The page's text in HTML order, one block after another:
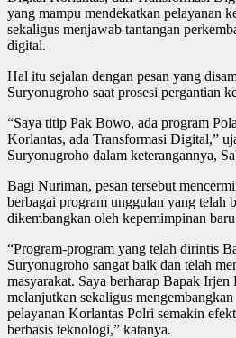
yang mampu mendekatkan pelayanan
sekaligus menjawab tantangan
digital.
Hal itu sejalan dengan pesan yang
Suryonugroho saat prosesi pergantian
“Saya titip Pak Bowo, ada program
Korlantas, ada Transformasi Digital,”
Suryonugroho dalam keterangannya,
Bagi Nuriman, pesan tersebut
berbagai program unggulan yang telah
dikembangkan oleh kepemimpinan
“Program-program yang telah dirintis
Suryonugroho sangat baik dan telah
masyarakat. Saya berharap Bapak
melanjutkan sekaligus
pelayanan Korlantas Polri semakin
berbasis teknologi,” katanya.